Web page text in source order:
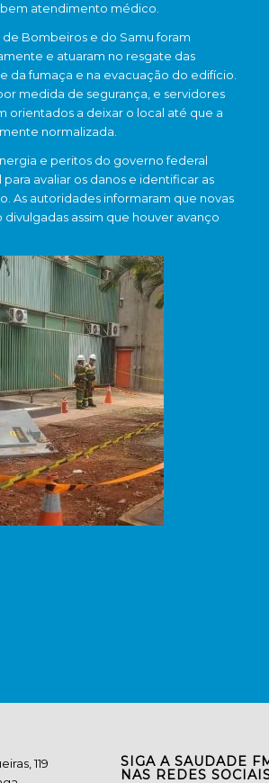
atendimento médico.
Bombeiros e do Samu foram
e atuaram no resgate das
da fumaça e na evacuação do edifício.
medida de segurança, e servidores
orientados a deixar o local até que a
normalizada.
e peritos do governo federal
avaliar os danos e identificar as
As autoridades informaram que novas
divulgadas assim que houver avanço
119
SIGA A SAUDADE
NAS REDES